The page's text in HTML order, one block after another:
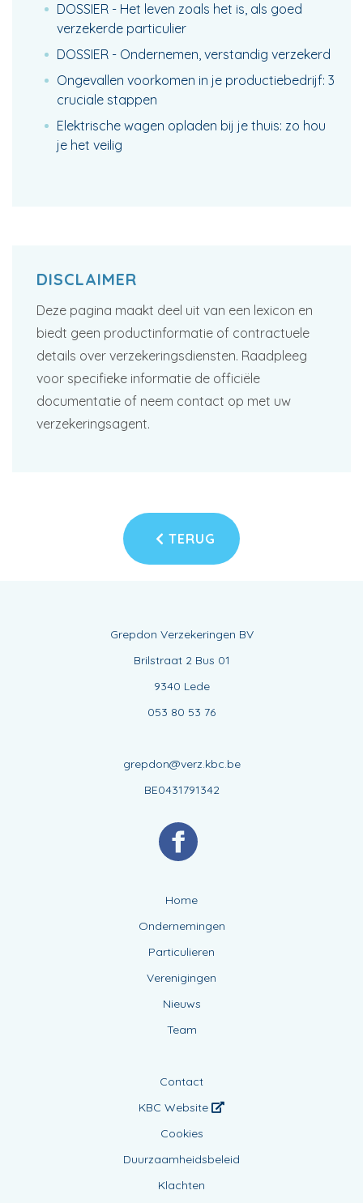
DOSSIER - Het leven zoals het is, als goed
verzekerde particulier
DOSSIER - Ondernemen, verstandig verzekerd
Ongevallen voorkomen in je productiebedrijf: 3
cruciale stappen
Elektrische wagen opladen bij je thuis: zo hou
je het veilig
DISCLAIMER
Deze pagina maakt deel uit van een lexicon en
biedt geen productinformatie of contractuele
details over verzekeringsdiensten. Raadpleeg
voor specifieke informatie de officiële
documentatie of neem contact op met uw
verzekeringsagent.
TERUG
Grepdon Verzekeringen BV
Brilstraat 2 Bus 01
9340 Lede
053 80 53 76
grepdon@verz.kbc.be
BE0431791342
Home
Ondernemingen
Particulieren
Verenigingen
Nieuws
Team
Contact
KBC Website
Cookies
Duurzaamheidsbeleid
Klachten